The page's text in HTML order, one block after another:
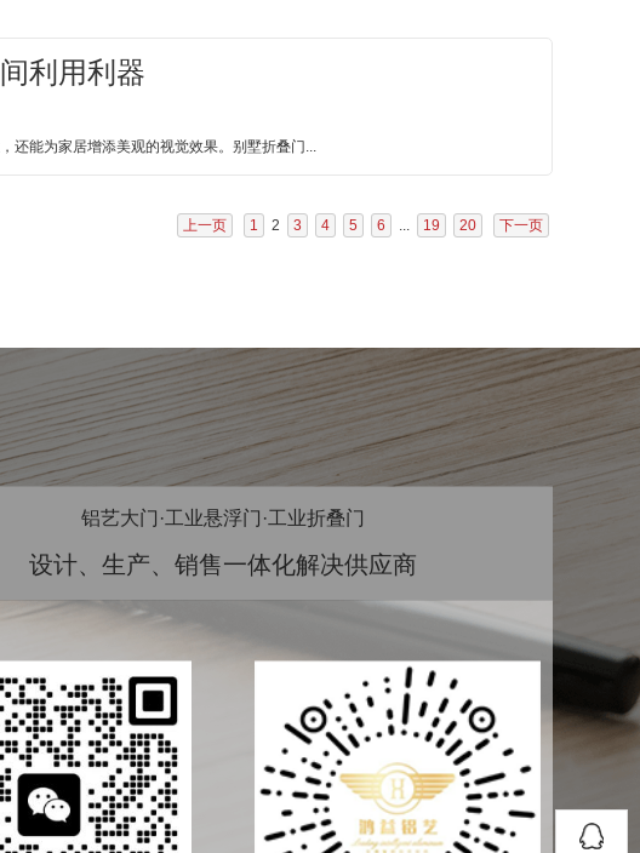
利用利器
还能为家居增添美观的视觉效果。别墅折叠门...
上一页 1 2 3 4 5 6 ... 19 20 下一页
铝艺大门·工业悬浮门·工业折叠门
设计、生产、销售一体化解决供应商
客服QQ